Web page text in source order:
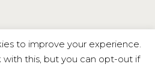
to improve your experience.
with this, but you can opt-out if